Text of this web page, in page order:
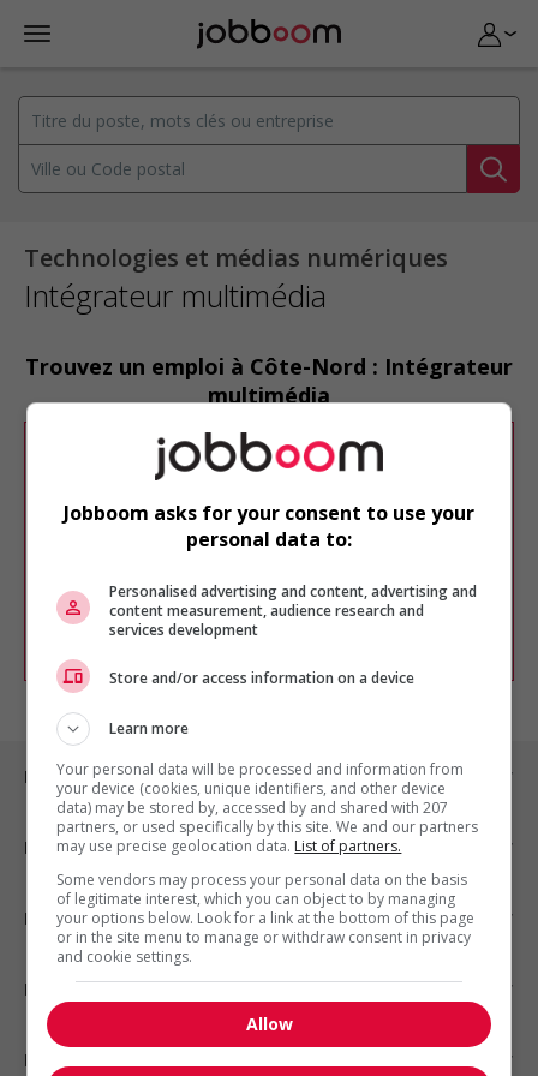
Technologies et médias numériques
Intégrateur multimédia
Trouvez un emploi à Côte-Nord : Intégrateur
multimédia
Désolé, cette recherche n'a produit aucun
résultat.
Veuillez faire une nouvelle recherche.
Vous pouvez en tout temps utiliser nos
chercher un poste selon votre profil
d'intérêt en emploi en vousinscrivant
comme membre Jobboom.
Emplois par ville
Emplois par secteur
Emplois par statut
Emplois par type
Nos suggestions
Jobboom asks for your consent to use your
personal data to:
Personalised advertising and content, advertising and
content measurement, audience research and
services development
Store and/or access information on a device
Learn more
Your personal data will be processed and information from
your device (cookies, unique identifiers, and other device
data) may be stored by, accessed by and shared with 207
partners, or used specifically by this site. We and our partners
may use precise geolocation data. List of partners.
Some vendors may process your personal data on the basis
of legitimate interest, which you can object to by managing
your options below. Look for a link at the bottom of this page
or in the site menu to manage or withdraw consent in privacy
and cookie settings.
Allow